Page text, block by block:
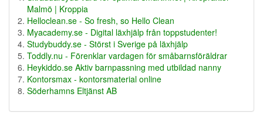
Malmö | Kroppia
Helloclean.se - So fresh, so Hello Clean
Myacademy.se - Digital läxhjälp från toppstudenter!
Studybuddy.se - Störst i Sverige på läxhjälp
Toddly.nu - Förenklar vardagen för småbarnsföräldrar
Heykiddo.se Aktiv barnpassning med utbildad nanny
Kontorsmax - kontorsmaterial online
Söderhamns Eltjänst AB